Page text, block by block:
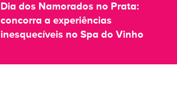
Dia dos Namorados no Prata:
concorra a experiências
inesquecíveis no Spa do Vinho